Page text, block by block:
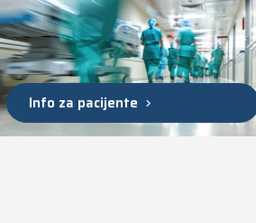
Info za pacijente